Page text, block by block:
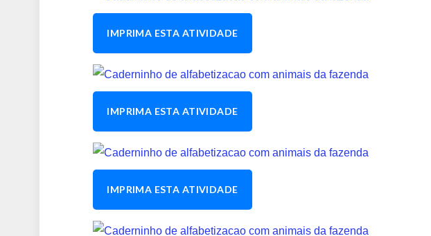
IMPRIMA ESTA ATIVIDADE
IMPRIMA ESTA ATIVIDADE
IMPRIMA ESTA ATIVIDADE